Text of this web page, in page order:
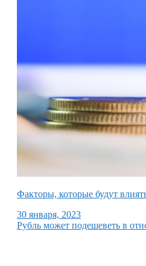
Факторы, которые будут
30 января, 2023
Рубль может подешеветь в